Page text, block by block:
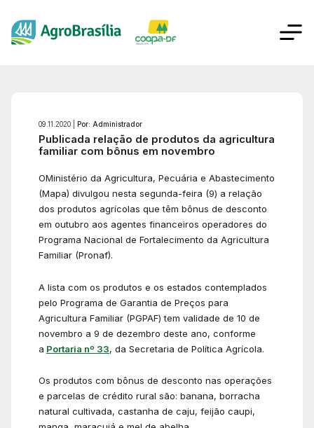
09.11.2020 | Por: Administrador
Publicada relação de produtos da agricultura
familiar com bônus em novembro
OMinistério da Agricultura, Pecuária e Abastecimento
(Mapa) divulgou nesta segunda-feira (9) a relação
dos produtos agrícolas que têm bônus de desconto
em outubro aos agentes financeiros operadores do
Programa Nacional de Fortalecimento da Agricultura
Familiar (Pronaf).
A lista com os produtos e os estados contemplados
pelo Programa de Garantia de Preços para
Agricultura Familiar (PGPAF) tem validade de 10 de
novembro a 9 de dezembro deste ano, conforme
a Portaria nº 33, da Secretaria de Política Agrícola.
Os produtos com bônus de desconto nas operações
e parcelas de crédito rural são: banana, borracha
natural cultivada, castanha de caju, feijão caupi,